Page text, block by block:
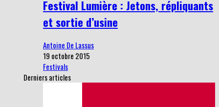
Festival Lumière : Jetons, répliquants
et sortie d’usine
Antoine De Lassus
19 octobre 2015
Festivals
Derniers articles